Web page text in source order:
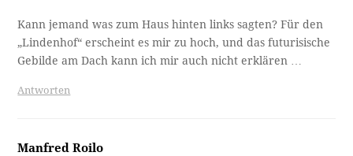
Kann jemand was zum Haus hinten links sagten? Für den
„Lindenhof“ erscheint es mir zu hoch, und das futurisische
Gebilde am Dach kann ich mir auch nicht erklären …
Antworten
Manfred Roilo